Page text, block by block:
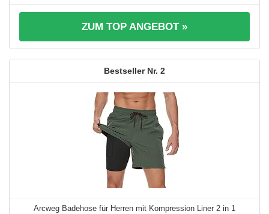
ZUM TOP ANGEBOT »
2
Arcweg Badehose für Herren mit Kompression Liner 2 in 1